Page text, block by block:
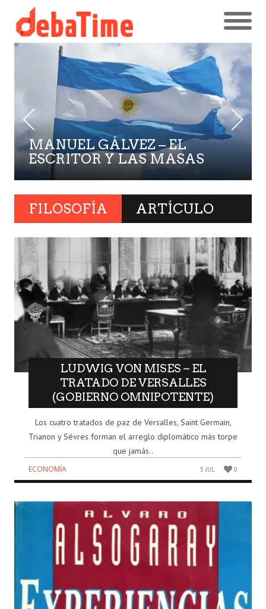
MANUEL GÁLVEZ – EL
ESCRITOR Y LAS MASAS
FILOSOFÍA ARTÍCULO
LUDWIG VON MISES – EL
TRATADO DE VERSALLES
(GOBIERNO OMNIPOTENTE)
Los cuatro tratados de paz de Versalles, Saint Germain,
Trianon y Sévres forman el arreglo diplomático más torpe
que jamás..
ECONOMÍA 5 JUL 0